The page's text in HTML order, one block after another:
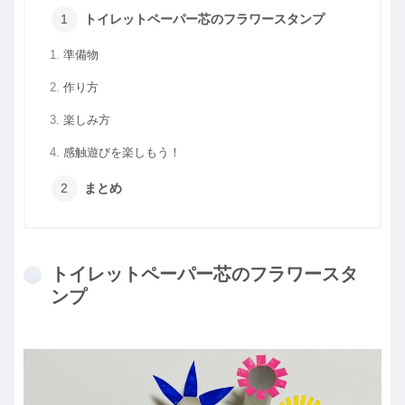
トイレットペーパー芯のフラワースタンプ
準備物
作り方
楽しみ方
感触遊びを楽しもう！
まとめ
トイレットペーパー芯のフラワースタ
ンプ